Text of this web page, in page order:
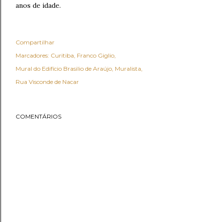
anos de idade.
Compartilhar
Marcadores: Curitiba Franco Giglio
Mural do Edifício Brasilio de Araújo Muralista
Rua Visconde de Nacar
COMENTÁRIOS